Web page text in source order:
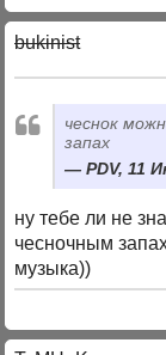
bukinist
чеснок
запах
PDV, 11
ну тебе ли не
чесночным
музыка))